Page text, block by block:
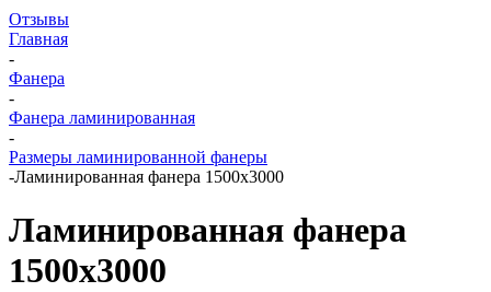
Отзывы
Главная
-
Фанера
-
Фанера ламинированная
-
Размеры ламинированной фанеры
-Ламинированная фанера 1500x3000
Ламинированная фанера
1500x3000